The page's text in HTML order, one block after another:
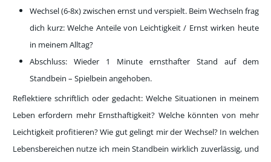
Wechsel (6-8x) zwischen ernst und verspielt. Beim Wechseln frag
dich kurz: Welche Anteile von Leichtigkeit / Ernst wirken heute
in meinem Alltag?
Abschluss: Wieder 1 Minute ernsthafter Stand auf dem
Standbein – Spielbein angehoben.
Reflektiere schriftlich oder gedacht: Welche Situationen in meinem
Leben erfordern mehr Ernsthaftigkeit? Welche könnten von mehr
Leichtigkeit profitieren? Wie gut gelingt mir der Wechsel? In welchen
Lebensbereichen nutze ich mein Standbein wirklich zuverlässig, und